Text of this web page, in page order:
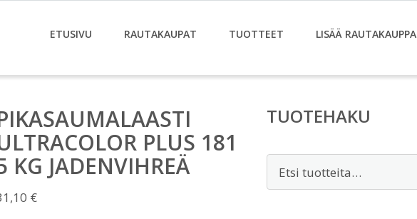
ETUSIVU RAUTAKAUPAT TUOTTEET LISÄÄ RAUTAKAUPPA
PLUS 181
KG JADENVIHREÄ
€
TUOTEHAKU